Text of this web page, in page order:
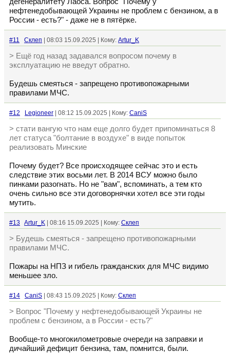
нефтенедобывающей Украины не проблем с бензином, а в
России - есть?" - даже не в пятёрке.
#11 Склеп | 08:03 15.09.2025 | Кому: Artur_K
> Ещё год назад задавался вопросом почему в
эксплуатацию не введут обратно.
Будешь смеяться - запрещено противопожарными
правилами МЧС.
#12 Legioneer | 08:12 15.09.2025 | Кому: CaniS
> стати вангую что нам еще долго будет припоминаться 8
лет статуса "болтание в воздухе" в виде попыток
реализовать Минские
Почему будет? Все происходящее сейчас это и есть
следствие этих восьми лет. В 2014 ВСУ можно было
пинками разогнать. Но не "вам", вспоминать, а тем кто
очень сильно все эти договорнячки хотел все эти годы
мутить.
#13 Artur_K | 08:16 15.09.2025 | Кому: Склеп
> Будешь смеяться - запрещено противопожарными
правилами МЧС.
Пожары на НПЗ и гибель гражданских для МЧС видимо
меньшее зло.
#14 CaniS | 08:43 15.09.2025 | Кому: Склеп
> Вопрос "Почему у нефтенедобывающей Украины не
проблем с бензином, а в России - есть?"
Вообще-то многокилометровые очереди на заправки и
дичайший дефицит бензина, там, помнится, были.